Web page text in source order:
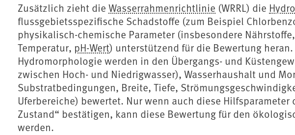
Zusätzlich zieht die Wasserrahmenrichtlinie (WRRL) die
flussgebietsspezifische Schadstoffe (zum Beispiel
physikalisch-chemische Parameter (insbesondere
Temperatur, pH-Wert) unterstützend für die Bewertung
Hydromorphologie werden in den Übergangs- und
zwischen Hoch- und Niedrigwasser), Wasserhaushalt und
Substratbedingungen, Breite, Tiefe,
Uferbereiche) bewertet. Nur wenn auch diese Hilfsparameter
Zustand“ bestätigen, kann diese Bewertung für den
werden.